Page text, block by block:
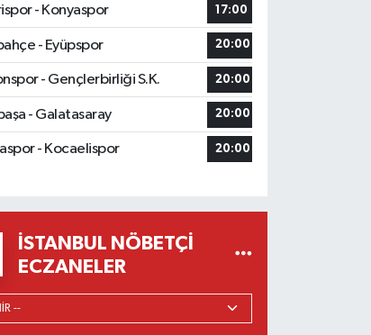
- Konyaspor
17:00
- Eyüpspor 20:00
- Gençlerbirliği S.K. 20:00
- Galatasaray 20:00
- Kocaelispor 20:00
İSTANBUL NÖBETÇI
ECZANELER